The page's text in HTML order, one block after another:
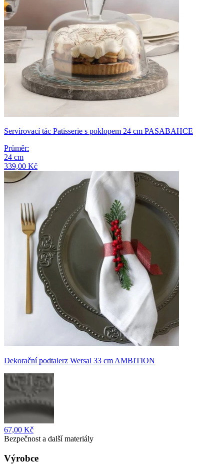
Servírovací tác Patisserie s poklopem 24 cm PASABAHCE
Průměr:
24 cm
339,00 Kč
Dekorační podtalerz Wersal 33 cm AMBITION
67,00 Kč
Bezpečnost a další materiály
Výrobce